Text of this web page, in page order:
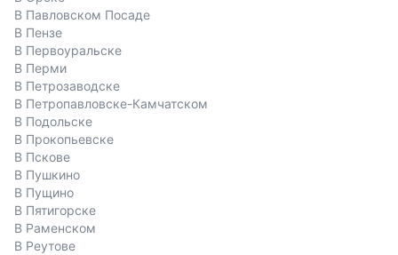
В Павловском Посаде
В Пензе
В Первоуральске
В Перми
В Петрозаводске
В Петропавловске-Камчатском
В Подольске
В Прокопьевске
В Пскове
В Пушкино
В Пущино
В Пятигорске
В Раменском
В Реутове